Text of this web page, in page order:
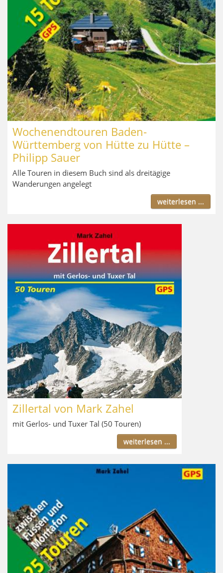
Wochenendtouren Baden-
Württemberg von Hütte zu Hütte –
Philipp Sauer
Alle Touren in diesem Buch sind als dreitägige
Wanderungen angelegt
weiterlesen ...
Zillertal von Mark Zahel
mit Gerlos- und Tuxer Tal (50 Touren)
weiterlesen ...